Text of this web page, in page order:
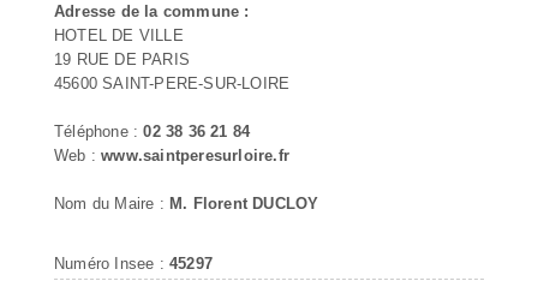
Adresse de la commune :
HOTEL DE VILLE
19 RUE DE PARIS
45600 SAINT-PERE-SUR-LOIRE
Téléphone :02 38 36 21 84
Web :www.saintperesurloire.fr
Nom du Maire : M. Florent DUCLOY
Numéro Insee : 45297